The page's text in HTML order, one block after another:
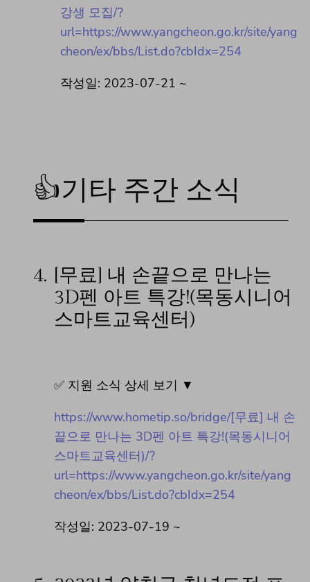
강생 모집/?
url=https://www.yangcheon.go.kr/site/yang
cheon/ex/bbs/List.do?cbIdx=254
작성일: 2023-07-21 ~
👍기타 주간 소식
4. [무료] 내 손끝으로 만나는
3D펜 아트 특강!(목동시니어
스마트교육센터)
✅ 지원 소식 상세 보기 ▼
https://www.hometip.so/bridge/[무료] 내 손
끝으로 만나는 3D펜 아트 특강!(목동시니어
스마트교육센터)/?
url=https://www.yangcheon.go.kr/site/yang
cheon/ex/bbs/List.do?cbIdx=254
작성일: 2023-07-19 ~